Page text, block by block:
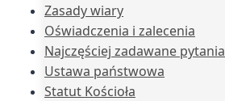
Zasady wiary
Oświadczenia i zalecenia
Najczęściej zadawane pytania
Ustawa państwowa
Statut Kościoła